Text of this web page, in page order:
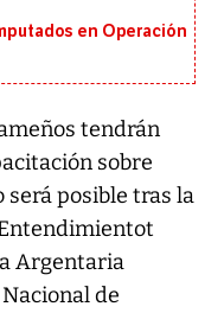
en Operación
tendrán
sobre
posible tras la
Argentaria
de